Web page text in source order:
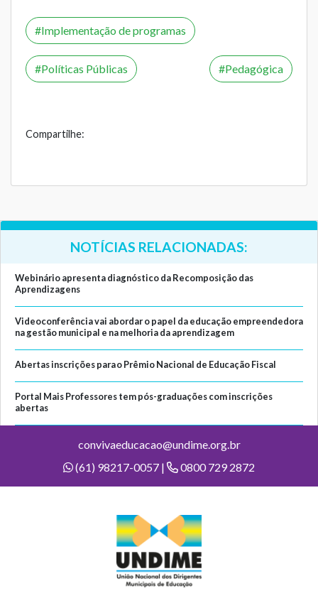
Implementação de programas
Políticas Públicas Pedagógica
Compartilhe:
NOTÍCIAS RELACIONADAS:
Webinário apresenta diagnóstico da Recomposição das
Aprendizagens
Videoconferência vai abordar o papel da educação empreendedora
na gestão municipal e na melhoria da aprendizagem
Abertas inscrições para o Prêmio Nacional de Educação Fiscal
Portal Mais Professores tem pós-graduações com inscrições
abertas
convivaeducacao@undime.org.br
(61) 98217-0057 |
0800 729 2872